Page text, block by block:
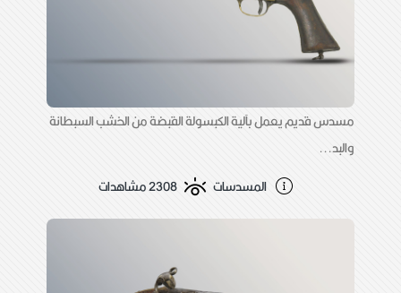
مسدس قديم يعمل بآلية الكبسولة القبضة من الخشب السبطانة
والبد...
المسدسات
2308 مشاهدات